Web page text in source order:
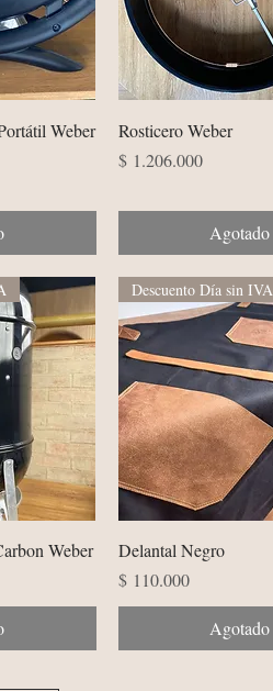
Weber
Vista rápida
Rosticero Weber
Precio
$ 1.206.000
Agotado
Weber
Vista rápida
Descuento Día sin IVA
Delantal Negro
Precio
$ 110.000
Agotado